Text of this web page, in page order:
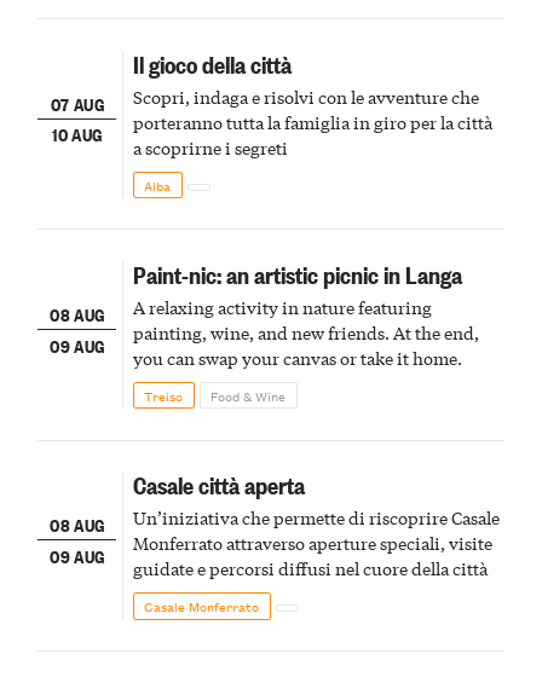
07 AUG
10 AUG
Il gioco della città
Scopri, indaga e risolvi con le avventure che
porteranno tutta la famiglia in giro per la città
a scoprirne i segreti
Alba
08 AUG
09 AUG
Paint-nic: an artistic picnic in Langa
A relaxing activity in nature featuring
painting, wine, and new friends. At the end,
you can swap your canvas or take it home.
Treiso Food & Wine
08 AUG
09 AUG
Casale città aperta
Un’iniziativa che permette di riscoprire Casale
Monferrato attraverso aperture speciali, visite
guidate e percorsi diffusi nel cuore della città
Casale Monferrato